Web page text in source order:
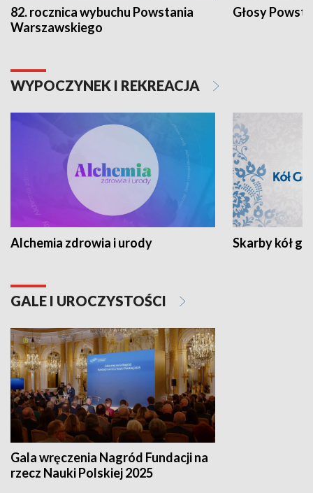
82. rocznica wybuchu Powstania
Warszawskiego
Głosy
WYPOCZYNEK I REKREACJA
Alchemia zdrowia i urody Skarby kół
GALE I UROCZYSTOŚCI
Gala wręczenia Nagród Fundacji na
rzecz Nauki Polskiej 2025